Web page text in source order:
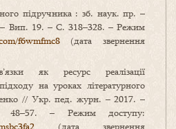
підручника : зб. наук. пр. –
Вип. 19. – С. 318–328. – Режим
f6wmfmc8(дата звернення
як ресурс реалізації
на уроках літературного
// Укр. пед. журн. – 2017. –
– Режим доступу:
(дата звернення